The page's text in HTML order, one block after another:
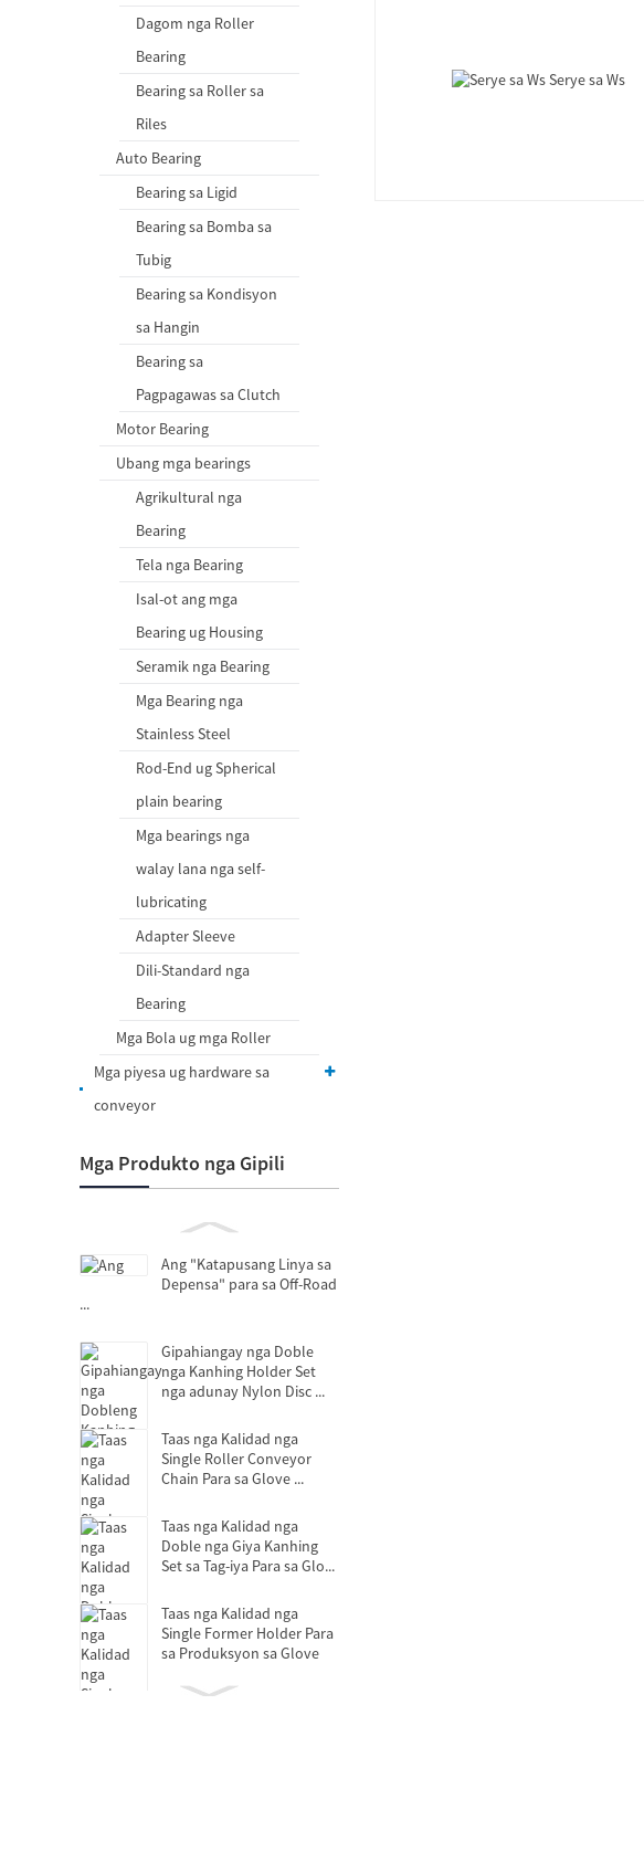
Dagom nga Roller
Bearing
Bearing sa Roller sa
Riles
Auto Bearing
Bearing sa Ligid
Bearing sa Bomba sa
Tubig
Bearing sa Kondisyon
sa Hangin
Bearing sa
Pagpagawas sa Clutch
Motor Bearing
Ubang mga bearings
Agrikultural nga
Bearing
Tela nga Bearing
Isal-ot ang mga
Bearing ug Housing
Seramik nga Bearing
Mga Bearing nga
Stainless Steel
Rod-End ug Spherical
plain bearing
Mga bearings nga
walay lana nga self-
lubricating
Adapter Sleeve
Dili-Standard nga
Bearing
Mga Bola ug mga Roller
Mga piyesa ug hardware sa
conveyor
Mga Produkto nga Gipili
Ang "Katapusang Linya sa
Depensa" para sa Off-Road
...
Gipahiangay nga Doble
nga Kanhing Holder Set
nga adunay Nylon Disc ...
Taas nga Kalidad nga
Single Roller Conveyor
Chain Para sa Glove ...
Taas nga Kalidad nga
Doble nga Giya Kanhing
Set sa Tag-iya Para sa Glo...
Taas nga Kalidad nga
Single Former Holder Para
sa Produksyon sa Glove
Bearing sa Pagpagawas sa